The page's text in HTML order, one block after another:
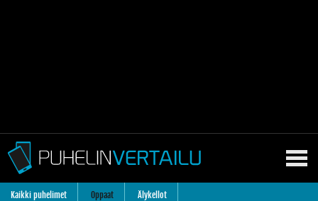
Kaikki puhelimet Oppaat Älykellot